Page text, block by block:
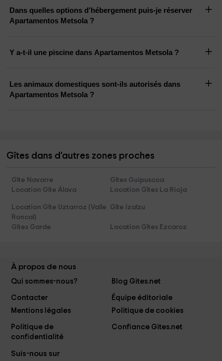
Dans quelles options d'hébergement puis-je réserver
Apartamentos Metsola ?
Y a-t-il une piscine dans Apartamentos Metsola ?
Les animaux domestiques sont-ils autorisés dans
Apartamentos Metsola ?
Gîtes dans d'autres zones proches
Gîte Navarre
Gîtes Guipuscoa
Location Gîte Álava
Location Gîtes La Rioja
Location Gîte Uztarroz (Valle
Roncal)
Gîte Izalzu
Gîtes Garde Location Gîtes Ezcaroz
À propos de nous
Qui sommes-nous? Blog Gites.net
Contacter
Équipe éditoriale
Mentions légales
Politique de cookies
Politique de
confidentialité
Confiance Gites.net
Suis-nous sur